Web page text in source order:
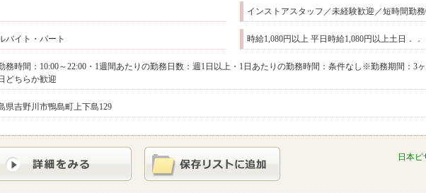
インストアスタッフ／未経験歓迎／短時間勤務
バイト・パート 時給1,080円以上 平日時給1,080円以上土日．．
務時間：10:00～22:00・1週間あたりの勤務日数：週1日以上・1日あたりの勤務時間：条件なし※勤務期間：3
どちらか歓迎
県吉野川市鴨島町上下島129
日本ピ